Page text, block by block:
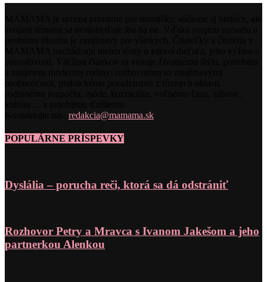
redakcia@mamama.sk
POPULÁRNE PRÍSPEVKY
Dyslália – porucha reči, ktorá sa dá odstrániť
Rozhovor Petry a Mravca s Ivanom Jakešom a jeho
partnerkou Alenkou